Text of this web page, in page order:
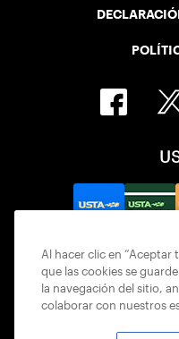
Al hacer clic en “Aceptar
que las cookies se
la navegación del sitio,
colaborar con nuestros